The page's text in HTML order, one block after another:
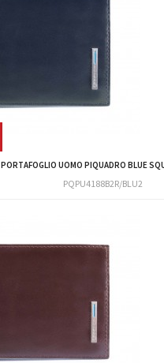
PORTAFOGLIO UOMO PIQUADRO BLUE
PQPU4188B2R/BLU2